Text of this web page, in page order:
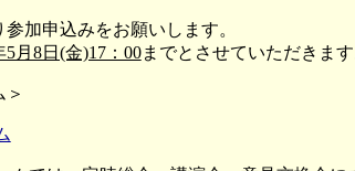
加申込みをお願いします。
5月8日(金)17：00までとさせていただきます
＞